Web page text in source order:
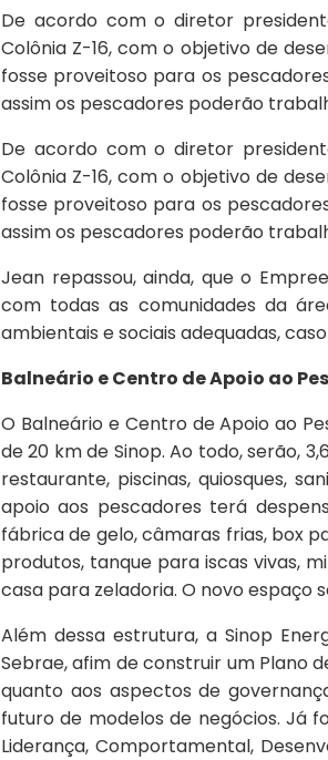
De acordo com o diretor
Colônia Z-16, com o objetivo de
fosse proveitoso para os
assim os pescadores poderão
De acordo com o diretor
Colônia Z-16, com o objetivo de
fosse proveitoso para os
assim os pescadores poderão
Jean repassou, ainda, que o
com todas as comunidades da
ambientais e sociais adequadas,
Balneário e Centro de Apoio ao
O Balneário e Centro de Apoio ao
de 20 km de Sinop. Ao todo, serão,
restaurante, piscinas, quiosques,
apoio aos pescadores terá
fábrica de gelo, câmaras frias, box
produtos, tanque para iscas vivas,
casa para zeladoria. O novo espaço
Além dessa estrutura, a Sinop
Sebrae, afim de construir um Plano
quanto aos aspectos de
futuro de modelos de negócios. Já
Liderança, Comportamental,